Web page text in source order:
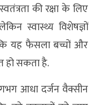
की रक्षा के लिए
स्वास्थ्य विशेषज्ञों
यह फैसला बच्चों और
हो सकता है.
आधा दर्जन वैक्सीन